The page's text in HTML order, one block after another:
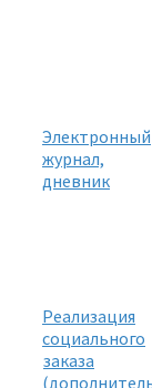
Электронный
журнал,
дневник
Реализация
социального
заказа